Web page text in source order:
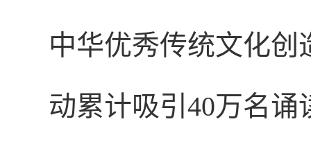
中华优秀传统文化
动累计吸引40万名